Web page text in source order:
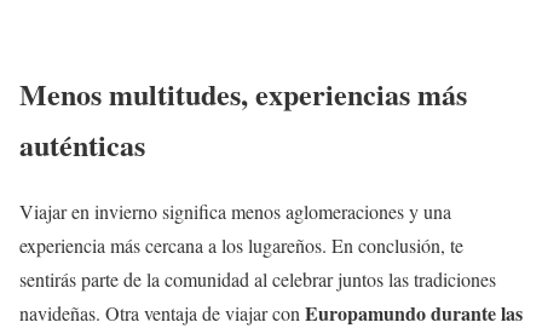
Menos multitudes, experiencias más
auténticas
Viajar en invierno significa menos aglomeraciones y una
experiencia más cercana a los lugareños. En conclusión, te
sentirás parte de la comunidad al celebrar juntos las tradiciones
navideñas. Otra ventaja de viajar con Europamundo durante las